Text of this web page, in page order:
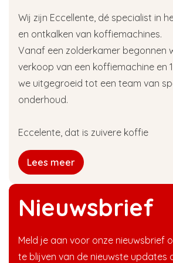
Nieuwsbrief
Meld je aan voor onze nieuwsbrief
te blijven van de nieuwste updates
Wij zijn Eccellente, dé specialist in
en ontkalken van koffiemachines.
Vanaf een zolderkamer begonnen
verkoop van een koffiemachine en
we uitgegroeid tot een team van
onderhoud.
Eccelente, dat is zuivere koffie
Lees meer